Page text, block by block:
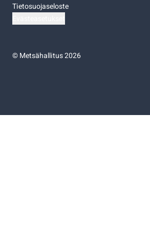
Tietosuojaseloste
©Metsähallitus 2026